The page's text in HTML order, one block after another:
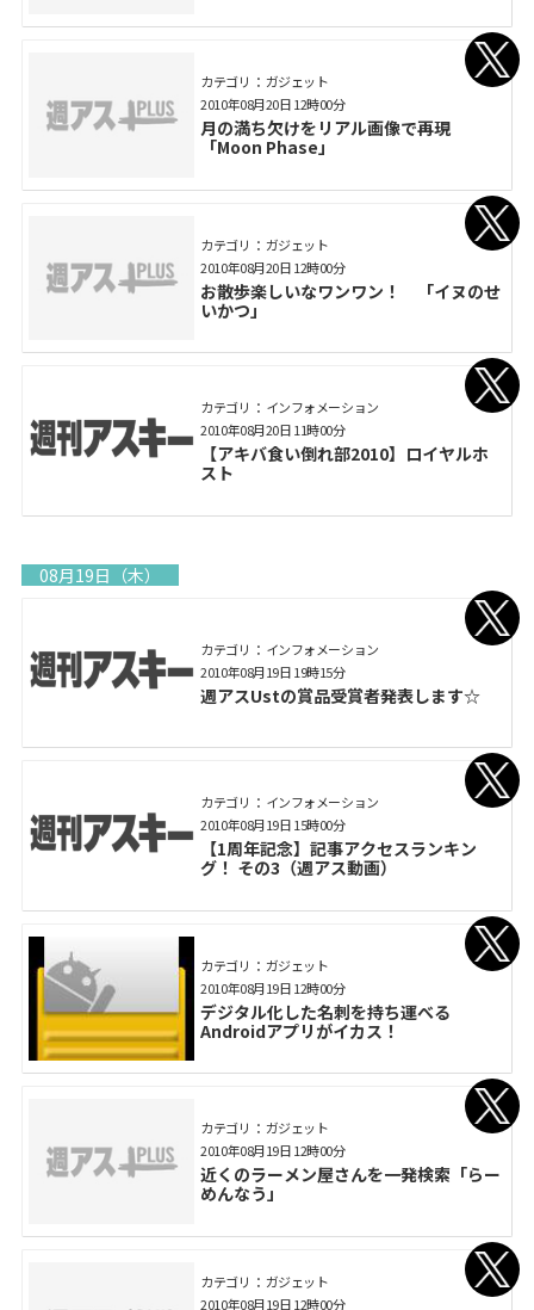
カテゴリ： ガジェット
月の満ち欠けをリアル画像で再現
「Moon Phase」
2010年08月20日 12時00分
カテゴリ： ガジェット
お散歩楽しいなワンワン！ 「イヌのせ
いかつ」
2010年08月20日 12時00分
カテゴリ： インフォメーション
【アキバ食い倒れ部2010】ロイヤルホ
スト
2010年08月20日 11時00分
08月19日（木）
カテゴリ： インフォメーション
週アスUstの賞品受賞者発表します☆
2010年08月19日 19時15分
カテゴリ： インフォメーション
【1周年記念】記事アクセスランキン
グ！ その3（週アス動画）
2010年08月19日 15時00分
カテゴリ： ガジェット
デジタル化した名刺を持ち運べる
Androidアプリがイカス！
2010年08月19日 12時00分
カテゴリ： ガジェット
近くのラーメン屋さんを一発検索「らー
めんなう」
2010年08月19日 12時00分
カテゴリ： ガジェット
2010年08月19日 12時00分